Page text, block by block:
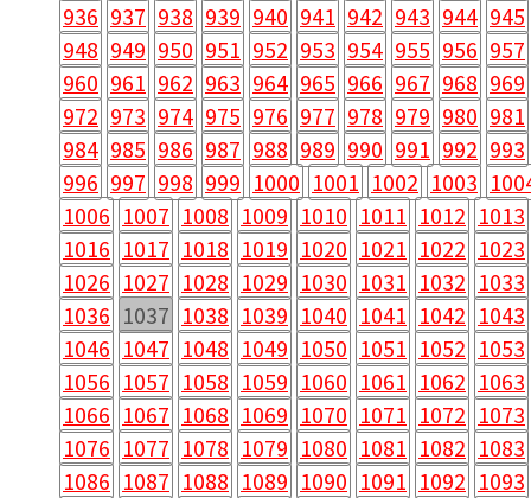
936 937 938 939 940 941 942 943 944 945
948 949 950 951 952 953 954 955 956 957
960 961 962 963 964 965 966 967 968 969
972 973 974 975 976 977 978 979 980 981
984 985 986 987 988 989 990 991 992 993
996 997 998 999 1000 1001 1002 1003
1006 1007 1008 1009 1010 1011 1012 1013
1016 1017 1018 1019 1020 1021 1022 1023
1026 1027 1028 1029 1030 1031 1032 1033
1036 1037 1038 1039 1040 1041 1042 1043
1046 1047 1048 1049 1050 1051 1052 1053
1056 1057 1058 1059 1060 1061 1062 1063
1066 1067 1068 1069 1070 1071 1072 1073
1076 1077 1078 1079 1080 1081 1082 1083
1086 1087 1088 1089 1090 1091 1092 1093